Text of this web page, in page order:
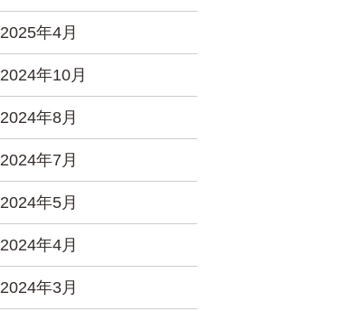
2025年4月
2024年10月
2024年8月
2024年7月
2024年5月
2024年4月
2024年3月